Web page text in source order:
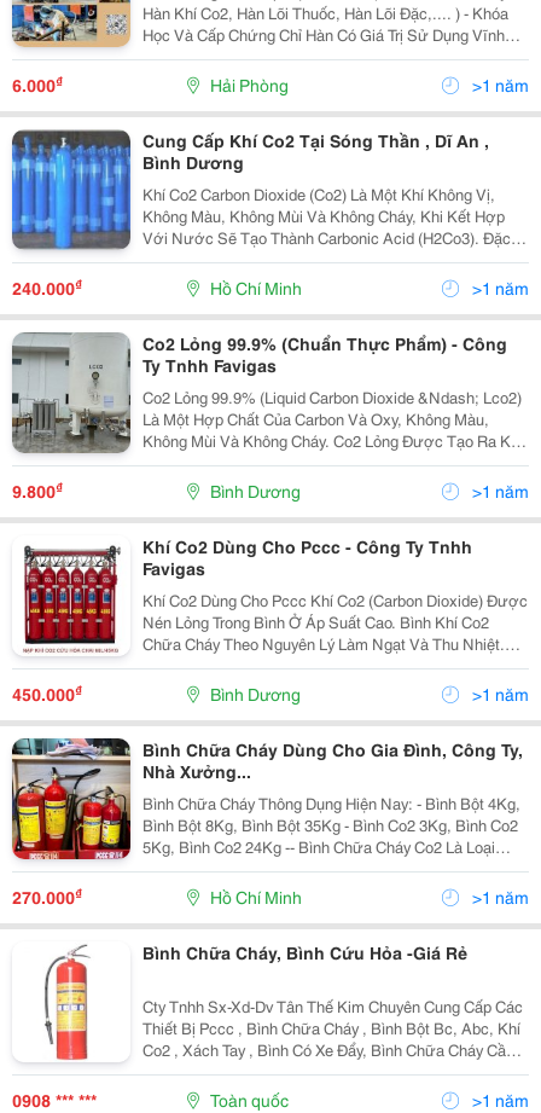
Hàn Khí Co2, Hàn Lõi Thuốc, Hàn Lõi Đặc,.... ) - Khóa
Học Và Cấp Chứng Chỉ Hàn Có Giá Trị Sử Dụng Vĩnh
Viễn Trên Toàn Quốc - Đào Tạo : Hàn Mag, Hàn Mig,Hàn
6.000₫ Hải Phòng >1 năm
Cung Cấp Khí Co2 Tại Sóng Thần , Dĩ An ,
Bình Dương
Khí Co2 Carbon Dioxide (Co2) Là Một Khí Không Vị,
Không Màu, Không Mùi Và Không Cháy, Khi Kết Hợp
Với Nước Sẽ Tạo Thành Carbonic Acid (H2Co3). Đặc
Tính Đặc Biệt Của Carbon Dioxide Là Tính Trơ Và Độ
Hòa Tan Trong Nước Cao Nên Co2 Là Một Khí Hỗ Trợ
240.000₫ Hồ Chí Minh >1 năm
Co2 Lỏng 99.9% (Chuẩn Thực Phẩm) - Công
Ty Tnhh Favigas
Co2 Lỏng 99.9% (Liquid Carbon Dioxide &Ndash; Lco2)
Là Một Hợp Chất Của Carbon Và Oxy, Không Màu,
Không Mùi Và Không Cháy. Co2 Lỏng Được Tạo Ra Khi
Khí Co2 Được Nén Dưới Áp Suất Cao Và Làm Lạnh Với
Nhiệt Độ Co2 Lỏng Dưới Điểm Tới Hạn Của Nó. Ứng...
9.800₫ Bình Dương >1 năm
Khí Co2 Dùng Cho Pccc - Công Ty Tnhh
Favigas
Khí Co2 Dùng Cho Pccc Khí Co2 (Carbon Dioxide) Được
Nén Lỏng Trong Bình Ở Áp Suất Cao. Bình Khí Co2
Chữa Cháy Theo Nguyên Lý Làm Ngạt Và Thu Nhiệt.
Khí Co2 Nén Lỏng Ở Nhiệt Độ Thấp Trong Bình Sẽ Làm
Loãng Nồng Độ Oxy Trong Vùng Cháy, Khiến Đám
450.000₫ Bình Dương >1 năm
Bình Chữa Cháy Dùng Cho Gia Đình, Công Ty,
Nhà Xưởng...
Bình Chữa Cháy Thông Dụng Hiện Nay: - Bình Bột 4Kg,
Bình Bột 8Kg, Bình Bột 35Kg - Bình Co2 3Kg, Bình Co2
5Kg, Bình Co2 24Kg -- Bình Chữa Cháy Co2 Là Loại
Bình Chữa Cháy Xách Tay Bên Trong Chứa Khí Co2
-790C Được Nén Với Áp Lực Cao, Dùng Để Dập
270.000₫ Hồ Chí Minh >1 năm
Bình Chữa Cháy, Bình Cứu Hỏa -Giá Rẻ
Cty Tnhh Sx-Xd-Dv Tân Thế Kim Chuyên Cung Cấp Các
Thiết Bị Pccc , Bình Chữa Cháy , Bình Bột Bc, Abc, Khí
Co2 , Xách Tay , Bình Có Xe Đẩy, Bình Chữa Cháy Cầu
Tự Động. Sản Phẩm Của Công Ty Chúng Tôi Luôn Mang
Lại Cho Quý Khách Độ An Toàn &Ndash; Bảo...
0908 *** *** Toàn quốc >1 năm